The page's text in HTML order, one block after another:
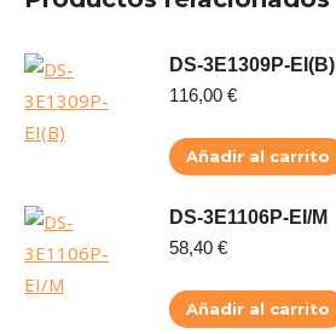
DS-3E1309P-EI(B)
116,00 €
Añadir al carrito
DS-3E1106P-EI/M
58,40 €
Añadir al carrito